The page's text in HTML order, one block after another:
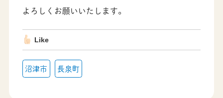
よろしくお願いいたします。
Like
沼津市 長泉町